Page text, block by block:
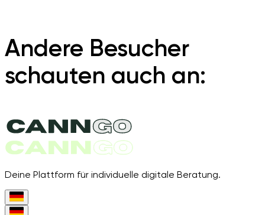
Andere Besucher
schauten auch an:
Deine Plattform für individuelle digitale Beratung.